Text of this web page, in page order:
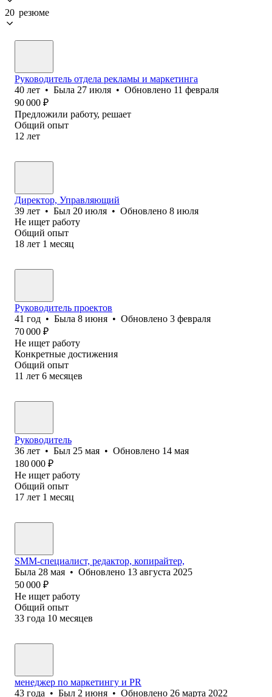
20 резюме
Руководитель отдела рекламы и маркетинга
40 лет • Была 27 июля • Обновлено 11 февраля
90 000 ₽
Предложили работу, решает
Общий опыт
12 лет
Директор, Управляющий
39 лет • Был 20 июля • Обновлено 8 июля
Не ищет работу
Общий опыт
18 лет 1 месяц
Руководитель проектов
41 год • Была 8 июня • Обновлено 3 февраля
70 000 ₽
Не ищет работу
Конкретные достижения
Общий опыт
11 лет 6 месяцев
Руководитель
36 лет • Был 25 мая • Обновлено 14 мая
180 000 ₽
Не ищет работу
Общий опыт
17 лет 1 месяц
SMM-специалист, редактор, копирайтер,
Была 28 мая • Обновлено 13 августа 2025
50 000 ₽
Не ищет работу
Общий опыт
33 года 10 месяцев
менеджер по маркетингу и PR
43 года • Был 2 июня • Обновлено 26 марта 2022